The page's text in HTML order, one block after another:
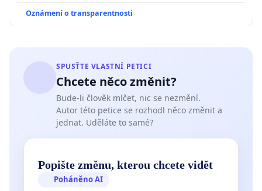
Oznámení o transparentnosti
SPUSŤTE VLASTNÍ PETICI
Chcete něco změnit?
Bude-li člověk mlčet, nic se nezmění.
Autor této petice se rozhodl něco změnit a
jednat. Uděláte to samé?
Popište změnu, kterou chcete vidět
Poháněno AI